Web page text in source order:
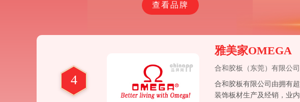
查看品牌
4
雅美家OMEGA
合和胶板（东莞）有限公司
合和胶板有限公司由拥有
装饰板材生产及经销，业